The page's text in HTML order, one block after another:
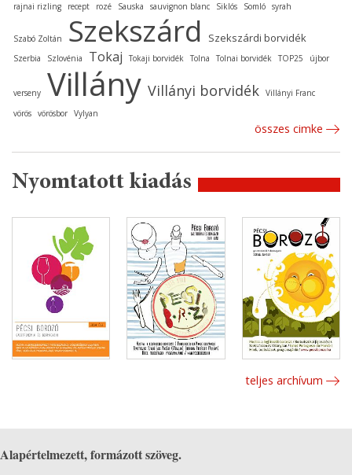
rajnai rizling
recept rozé Sauska sauvignon blanc Siklós Somló syrah
Szabó Zoltán Szekszárd Szekszárdi borvidék
Szerbia Szlovénia Tokaj Tokaji borvidék Tolna Tolnai borvidék TOP25 újbor
verseny Villány Villányi borvidék Villányi Franc
vörös vörösbor Vylyan
összes cimke
Nyomtatott kiadás
teljes archívum
Alapértelmezett, formázott szöveg.